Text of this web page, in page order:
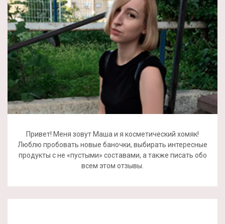
Привет! Меня зовут Маша и я косметический хомяк!
Люблю пробовать новые баночки, выбирать интересные
продукты с не «пустыми» составами, а также писать обо
всем этом отзывы.